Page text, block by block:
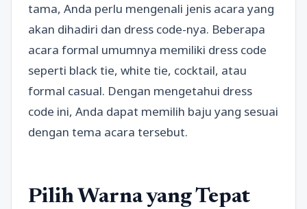
tama, Anda perlu mengenali jenis acara yang
akan dihadiri dan dress code-nya. Beberapa
acara formal umumnya memiliki dress code
seperti black tie, white tie, cocktail, atau
formal casual. Dengan mengetahui dress
code ini, Anda dapat memilih baju yang sesuai
dengan tema acara tersebut.
Pilih Warna yang Tepat